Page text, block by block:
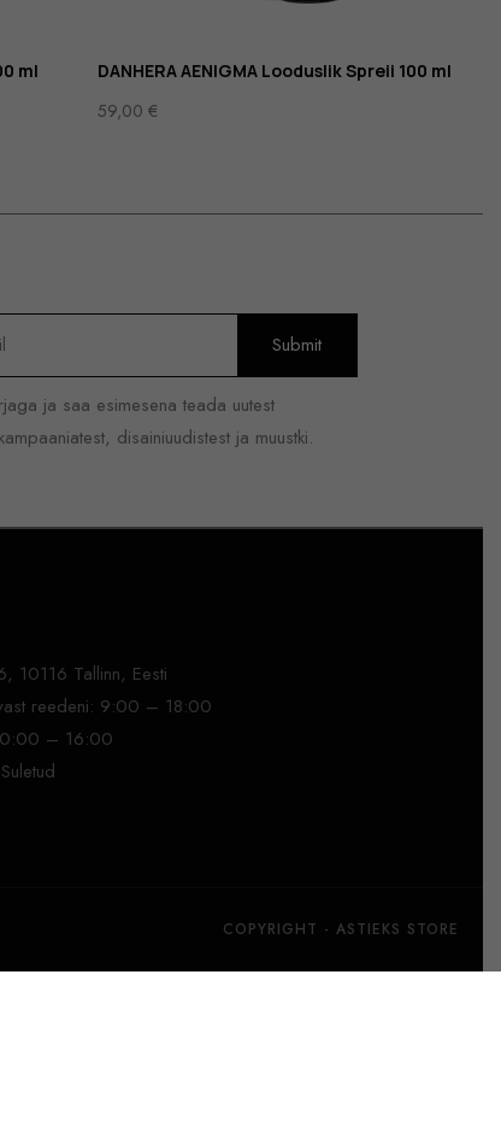
ml DANHERA AENIGMA Looduslik Spreii 100 ml
59,00€
ja saa esimesena teada uutest
disainiuudistest ja muustki.
10116 Tallinn, Eesti
reedeni: 9:00 – 18:00
– 16:00
COPYRIGHT - ASTIEKS STORE